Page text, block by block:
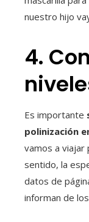
nuestro hijo
4.
Es importante
polinización
vamos a viajar
sentido, la
datos de
informan de